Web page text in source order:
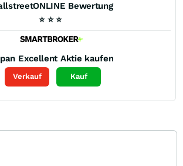
Bewertung
⭐ ⭐ ⭐
Excellent Aktie kaufen
Verkauf Kauf